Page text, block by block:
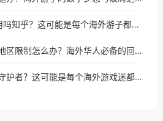
B站会员在国外能用吗知乎？这可能是每个海外游子都问过的问题
在越南用乐视视频地区限制怎么办？海外华人必备的回国加速攻略
怎么在国外玩隐形守护者？这可能是每个海外游戏迷都问过的问题